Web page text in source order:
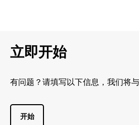
立即开始
有问题？请填写以下信息，我们将与
开始